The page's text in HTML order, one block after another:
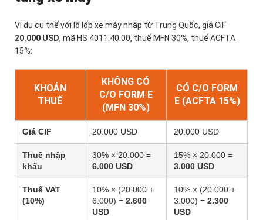
Ví dụ cụ thể với lô lốp xe máy nhập từ Trung Quốc, giá CIF
20.000 USD, mã HS 4011.40.00, thuế MFN 30%, thuế ACFTA
15%:
KHOẢN
THUẾ
KHÔNG CÓ
C/O FORM E
(MFN 30%)
CÓ C/O FORM
E (ACFTA 15%)
Giá CIF 20.000 USD 20.000 USD
Thuế nhập
khẩu
30% × 20.000 =
6.000 USD
15% × 20.000 =
3.000 USD
Thuế VAT
(10%)
10% × (20.000 +
6.000) = 2.600
USD
10% × (20.000 +
3.000) = 2.300
USD